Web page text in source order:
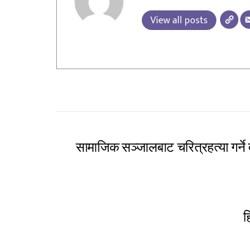
View all posts
सामाजिक सञ्जालबाट चरित्रहत्या